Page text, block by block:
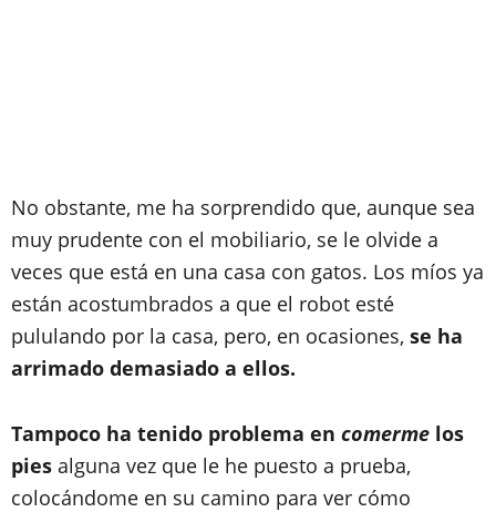
No obstante, me ha sorprendido que, aunque sea
muy prudente con el mobiliario, se le olvide a
veces que está en una casa con gatos. Los míos ya
están acostumbrados a que el robot esté
pululando por la casa, pero, en ocasiones, se ha
arrimado demasiado a ellos.
Tampoco ha tenido problema en comerme los
pies alguna vez que le he puesto a prueba,
colocándome en su camino para ver cómo